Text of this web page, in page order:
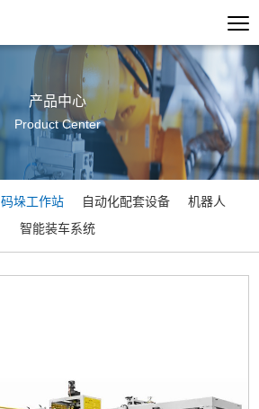
产品中心
Product Center
码垛工作站 自动化配套设备
机器人
智能装车系统